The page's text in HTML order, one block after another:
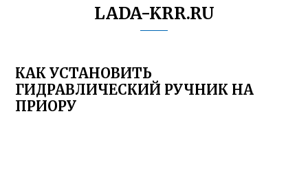
LADA-KRR.RU
КАК УСТАНОВИТЬ
ГИДРАВЛИЧЕСКИЙ РУЧНИК НА
ПРИОРУ